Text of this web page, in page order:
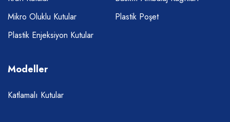
Mikro Oluklu Kutular
Plastik Enjeksiyon Kutular
Plastik Poşet
Modeller
Katlamalı Kutular